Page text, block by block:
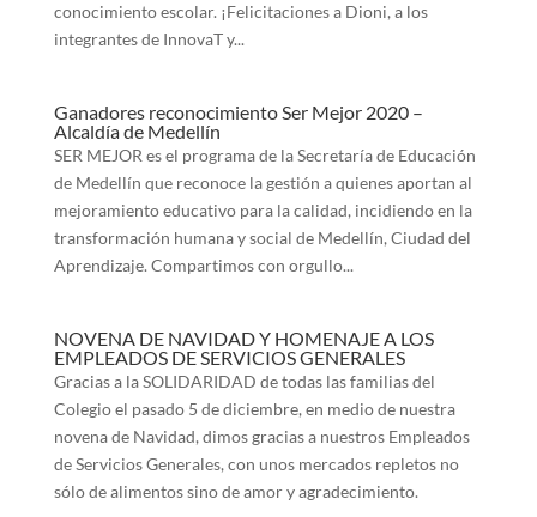
conocimiento escolar. ¡Felicitaciones a Dioni, a los
integrantes de InnovaT y...
Ganadores reconocimiento Ser Mejor 2020 –
Alcaldía de Medellín
SER MEJOR es el programa de la Secretaría de Educación
de Medellín que reconoce la gestión a quienes aportan al
mejoramiento educativo para la calidad, incidiendo en la
transformación humana y social de Medellín, Ciudad del
Aprendizaje. Compartimos con orgullo...
NOVENA DE NAVIDAD Y HOMENAJE A LOS
EMPLEADOS DE SERVICIOS GENERALES
Gracias a la SOLIDARIDAD de todas las familias del
Colegio el pasado 5 de diciembre, en medio de nuestra
novena de Navidad, dimos gracias a nuestros Empleados
de Servicios Generales, con unos mercados repletos no
sólo de alimentos sino de amor y agradecimiento.